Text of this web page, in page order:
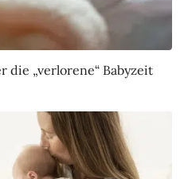
die „verlorene“ Babyzeit